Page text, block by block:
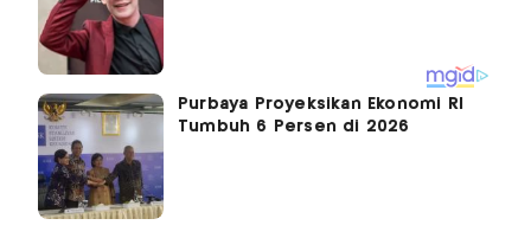
Purbaya Proyeksikan Ekonomi RI
Tumbuh 6 Persen di 2026